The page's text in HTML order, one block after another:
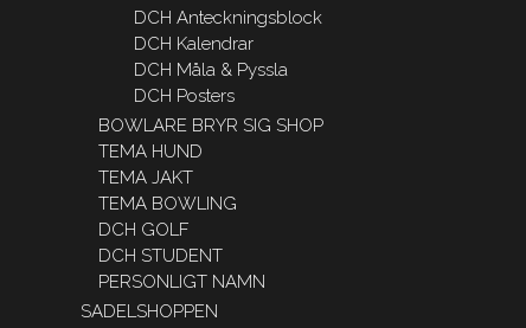
DCH Anteckningsblock
DCH Kalendrar
DCH Måla & Pyssla
DCH Posters
BOWLARE BRYR SIG SHOP
TEMA HUND
TEMA JAKT
TEMA BOWLING
DCH GOLF
DCH STUDENT
PERSONLIGT NAMN
SADELSHOPPEN